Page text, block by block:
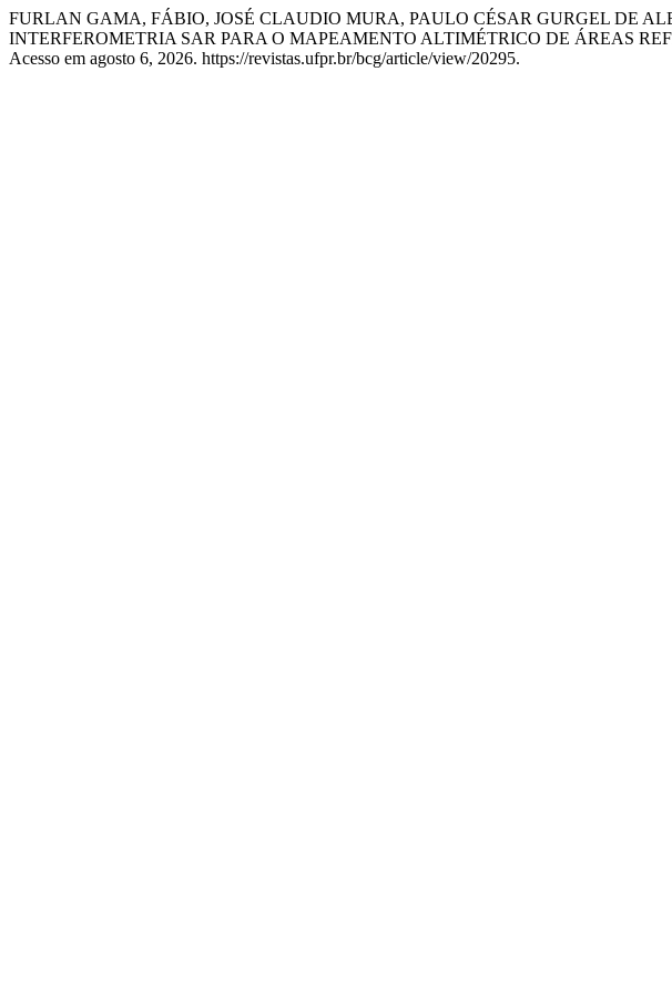
FURLAN GAMA, FÁBIO, JOSÉ CLAUDIO MURA, PAULO CÉSAR GURGEL DE
INTERFEROMETRIA SAR PARA O MAPEAMENTO ALTIMÉTRICO DE ÁREAS
Acesso em agosto 6, 2026. https://revistas.ufpr.br/bcg/article/view/20295.